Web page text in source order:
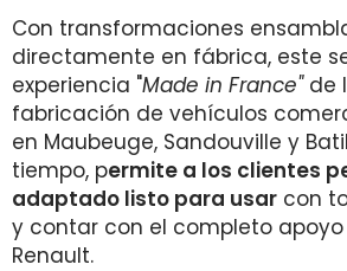
Con transformaciones
directamente en fábrica, este
experiencia "Made in France"de
fabricación de vehículos
en Maubeuge, Sandouville y
tiempo, permite a los clientes
adaptado listo para usar con
y contar con el completo
Renault.